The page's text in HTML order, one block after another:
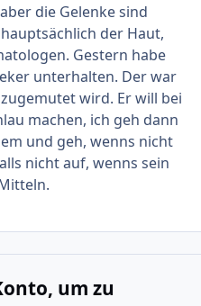
die Gelenke sind
der Haut,
Gestern habe
unterhalten. Der war
wird. Er will bei
machen, ich geh dann
und geh, wenns nicht
nicht auf, wenns sein
um zu